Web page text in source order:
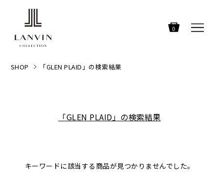
0
SHOP 「GLEN PLAID」の検索結果
「GLEN PLAID」の検索結果
キーワードに該当する商品が見つかりませんでした。